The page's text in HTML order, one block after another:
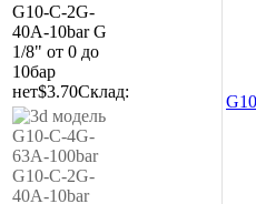
G10-C-2G-
40A-10barG
1/8" от 0 до
10бар
нет$3.70Склад: